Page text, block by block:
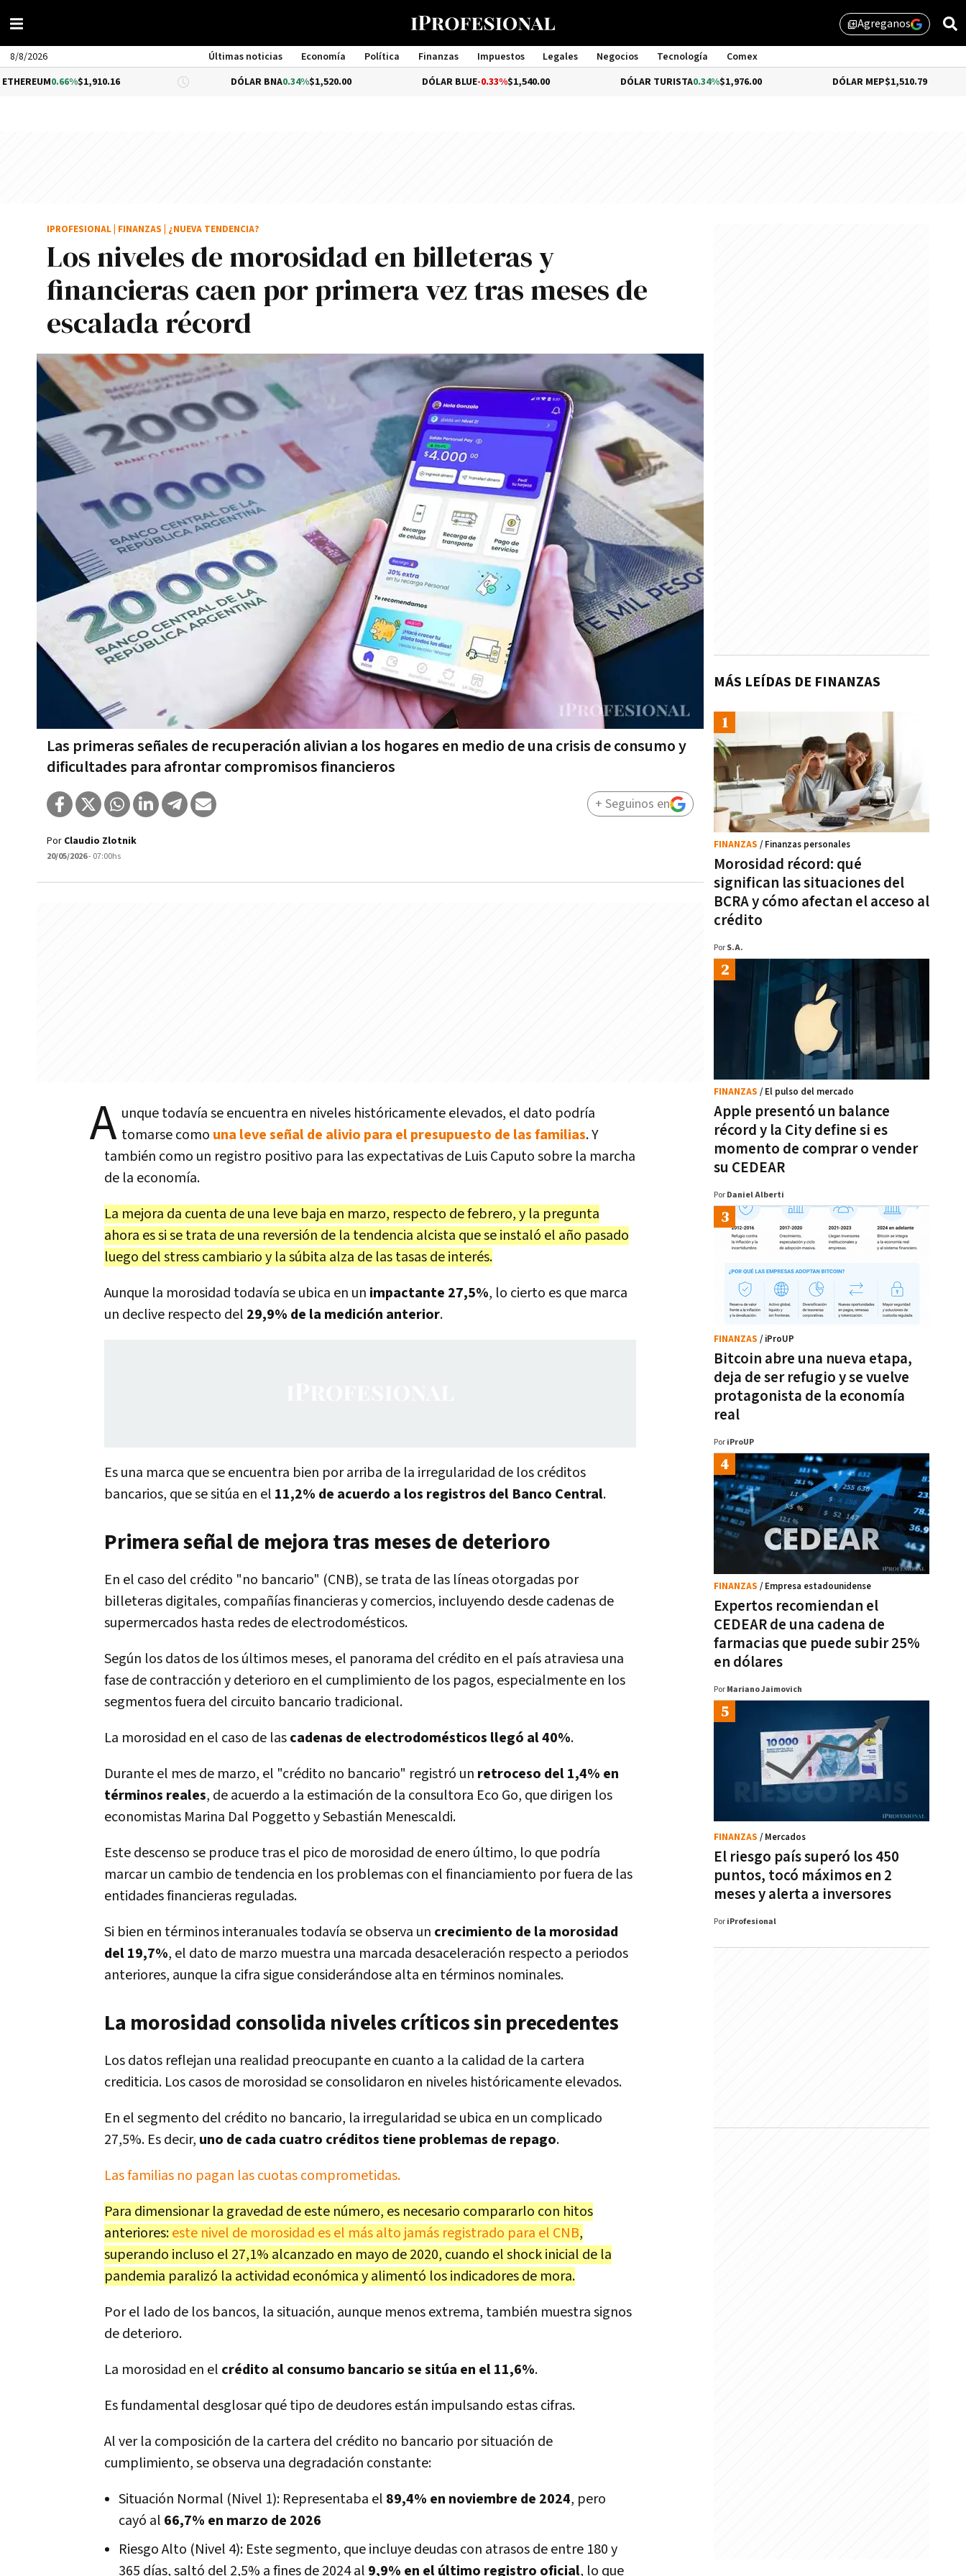
library_addAgreganos
8/8/2026 Últimas noticias Economía Política Finanzas Impuestos Legales Negocios Tecnología
Comex
Management
0.66%$1,910.16 DÓLAR BNA 0.34%$1,520.00 DÓLAR BLUE-0.33%$1,540.00 DÓLAR TURISTA0.34%$1,976.00 DÓLAR MEP$1,510.79
Los niveles de morosidad en billeteras y
financieras caen por primera vez tras meses de
escalada récord
Las primeras señales de recuperación alivian a los hogares en medio de una crisis de consumo y
dificultades para afrontar compromisos financieros
IPROFESIONAL FINANZAS ¿NUEVA TENDENCIA?
Por Claudio Zlotnik
20/05/2026- 07:00hs
+ Seguinos en
A unque todavía se encuentra en niveles históricamente elevados, el dato podría
tomarse como una leve señal de alivio para el presupuesto de las familias. Y
también como un registro positivo para las expectativas de Luis Caputo sobre la marcha
de la economía.
La mejora da cuenta de una leve baja en marzo, respecto de febrero, y la pregunta
ahora es si se trata de una reversión de la tendencia alcista que se instaló el año pasado
luego del stress cambiario y la súbita alza de las tasas de interés.
Aunque la morosidad todavía se ubica en un impactante 27,5%, lo cierto es que marca
un declive respecto del 29,9% de la medición anterior.
Es una marca que se encuentra bien por arriba de la irregularidad de los créditos
bancarios, que se sitúa en el 11,2% de acuerdo a los registros del Banco Central.
Primera señal de mejora tras meses de deterioro
En el caso del crédito "no bancario" (CNB), se trata de las líneas otorgadas por
billeteras digitales, compañías financieras y comercios, incluyendo desde cadenas de
supermercados hasta redes de electrodomésticos.
Según los datos de los últimos meses, el panorama del crédito en el país atraviesa una
fase de contracción y deterioro en el cumplimiento de los pagos, especialmente en los
segmentos fuera del circuito bancario tradicional.
La morosidad en el caso de lascadenas de electrodomésticos llegó al 40%.
Durante el mes de marzo, el "crédito no bancario" registró un retroceso del 1,4% en
términos reales, de acuerdo a la estimación de la consultora Eco Go, que dirigen los
economistas Marina Dal Poggetto y Sebastián Menescaldi.
Este descenso se produce tras el pico de morosidad de enero último, lo que podría
marcar un cambio de tendencia en los problemas con el financiamiento por fuera de las
entidades financieras reguladas.
Si bien en términos interanuales todavía se observa un crecimiento de la morosidad
del 19,7%, el dato de marzo muestra una marcada desaceleración respecto a periodos
anteriores, aunque la cifra sigue considerándose alta en términos nominales.
La morosidad consolida niveles críticos sin precedentes
Los datos reflejan una realidad preocupante en cuanto a la calidad de la cartera
crediticia. Los casos de morosidad se consolidaron en niveles históricamente elevados.
En el segmento del crédito no bancario, la irregularidad se ubica en un complicado
27,5%. Es decir, uno de cada cuatro créditos tiene problemas de repago.
Las familias no pagan las cuotas comprometidas.
Para dimensionar la gravedad de este número, es necesario compararlo con hitos
anteriores:este nivel de morosidad es el más alto jamás registrado para el CNB,
superando incluso el 27,1% alcanzado en mayo de 2020, cuando el shock inicial de la
pandemia paralizó la actividad económica y alimentó los indicadores de mora.
Por el lado de los bancos, la situación, aunque menos extrema, también muestra signos
de deterioro.
La morosidad en el crédito al consumo bancario se sitúa en el 11,6%.
Es fundamental desglosar qué tipo de deudores están impulsando estas cifras.
Al ver la composición de la cartera del crédito no bancario por situación de
cumplimiento, se observa una degradación constante:
Situación Normal (Nivel 1): Representaba el 89,4% en noviembre de 2024, pero
cayó al 66,7% en marzo de 2026
Riesgo Alto (Nivel 4): Este segmento, que incluye deudas con atrasos de entre 180 y
365 días, saltó del 2,5% a fines de 2024 al 9,9% en el último registro oficial, lo que
MÁS LEÍDAS DE FINANZAS
Morosidad récord: qué
significan las situaciones del
BCRA y cómo afectan el acceso al
crédito
FINANZAS / Finanzas personales
Por S.A.
Apple presentó un balance
récord y la City define si es
momento de comprar o vender
su CEDEAR
FINANZAS / El pulso del mercado
Por Daniel Alberti
Bitcoin abre una nueva etapa,
deja de ser refugio y se vuelve
protagonista de la economía
real
FINANZAS / iProUP
Por iProUP
Expertos recomiendan el
CEDEAR de una cadena de
farmacias que puede subir 25%
en dólares
FINANZAS / Empresa estadounidense
Por Mariano Jaimovich
El riesgo país superó los 450
puntos, tocó máximos en 2
meses y alerta a inversores
FINANZAS / Mercados
Por iProfesional